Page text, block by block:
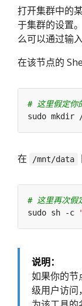
打开集群中的
于集群的设置
么可以通过输
在该节点的
# 这里假定你
在 /mnt/data
# 这里再次假
sudo sh -c
说明：
如果你的节
级用户访问